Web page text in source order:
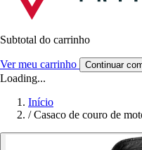
Subtotal do carrinho
Ver meu carrinho Continuar
Loading...
Início
/ Casaco de couro de